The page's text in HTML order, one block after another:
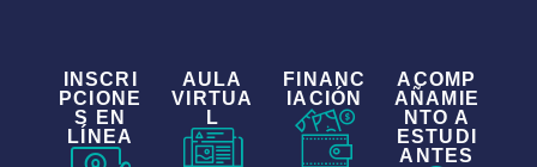
INSCRI
PCIONE
S EN
LÍNEA
AULA
VIRTUA
L
FINANC
IACIÓN
ACOMP
AÑAMIE
NTO A
ESTUDI
ANTES